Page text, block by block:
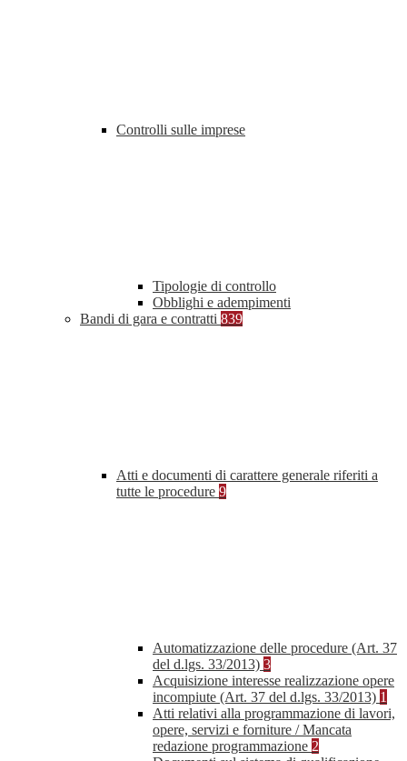
Controlli sulle imprese
Tipologie di controllo
Obblighi e adempimenti
Bandi di gara e contratti 839
Atti e documenti di carattere generale riferiti a
tutte le procedure 9
Automatizzazione delle procedure (Art. 37
del d.lgs. 33/2013) 3
Acquisizione interesse realizzazione opere
incompiute (Art. 37 del d.lgs. 33/2013) 1
Atti relativi alla programmazione di lavori,
opere, servizi e forniture / Mancata
redazione programmazione 2